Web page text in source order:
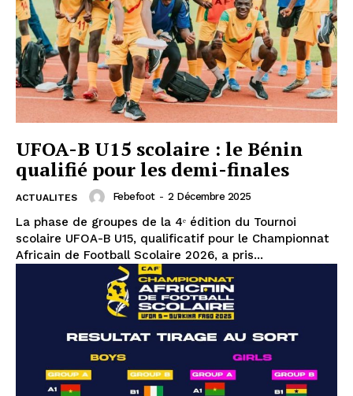
UFOA-B U15 scolaire : le Bénin
qualifié pour les demi-finales
ACTUALITES Febefoot - 2 Décembre 2025
La phase de groupes de la 4ᵉ édition du Tournoi
scolaire UFOA-B U15, qualificatif pour le Championnat
Africain de Football Scolaire 2026, a pris...